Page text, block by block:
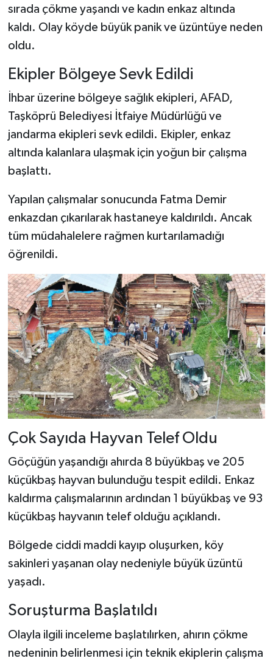
sırada çökme yaşandı ve kadın enkaz altında
kaldı. Olay köyde büyük panik ve üzüntüye neden
oldu.
Ekipler Bölgeye Sevk Edildi
İhbar üzerine bölgeye sağlık ekipleri, AFAD,
Taşköprü Belediyesi İtfaiye Müdürlüğü ve
jandarma ekipleri sevk edildi. Ekipler, enkaz
altında kalanlara ulaşmak için yoğun bir çalışma
başlattı.
Yapılan çalışmalar sonucunda Fatma Demir
enkazdan çıkarılarak hastaneye kaldırıldı. Ancak
tüm müdahalelere rağmen kurtarılamadığı
öğrenildi.
Çok Sayıda Hayvan Telef Oldu
Göçüğün yaşandığı ahırda 8 büyükbaş ve 205
küçükbaş hayvan bulunduğu tespit edildi. Enkaz
kaldırma çalışmalarının ardından 1 büyükbaş ve 93
küçükbaş hayvanın telef olduğu açıklandı.
Bölgede ciddi maddi kayıp oluşurken, köy
sakinleri yaşanan olay nedeniyle büyük üzüntü
yaşadı.
Soruşturma Başlatıldı
Olayla ilgili inceleme başlatılırken, ahırın çökme
nedeninin belirlenmesi için teknik ekiplerin çalışma
Teknoloji Haberleri
Yerel Haberler
Haber Arşivi